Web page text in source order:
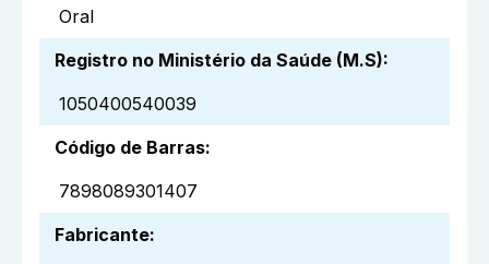
Oral
Registro no Ministério da Saúde (M.S):
1050400540039
Código de Barras:
7898089301407
Fabricante: